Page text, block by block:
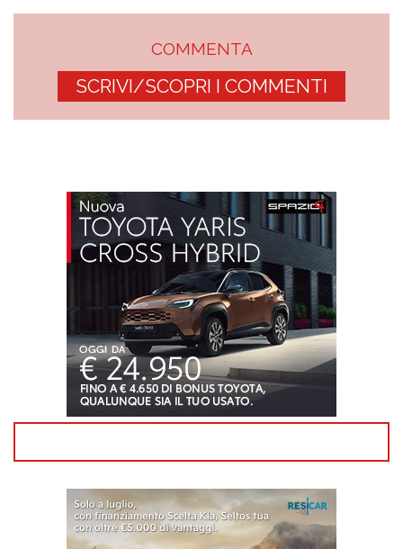
COMMENTA
SCRIVI/SCOPRI I COMMENTI